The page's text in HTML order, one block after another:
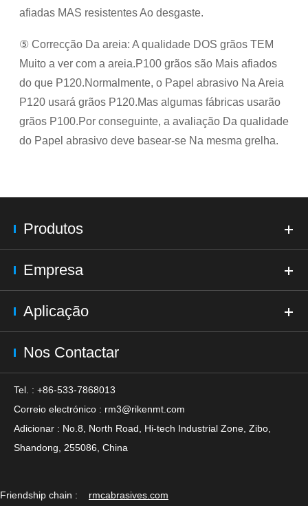
afiadas MAS resistentes Ao desgaste.
⑤ Correcção Da areia: A qualidade DOS grãos TEM
Muito a ver com a areia.P100 grãos são Mais afiados
do que P120.Normalmente, o Papel abrasivo Na Areia
P120 usará grãos P120.Mas algumas fábricas usarão
grãos P100.Por conseguinte, a avaliação Da qualidade
do Papel abrasivo deve basear-se Na mesma grelha.
Produtos
Empresa
Aplicação
Nos Contactar
Tel. : +86-533-7868013
Correio electrónico : rm3@rikenmt.com
Adicionar : No.8, North Road, Hi-tech Industrial Zone, Zibo,
Shandong, 255086, China
Friendship chain : rmcabrasives.com